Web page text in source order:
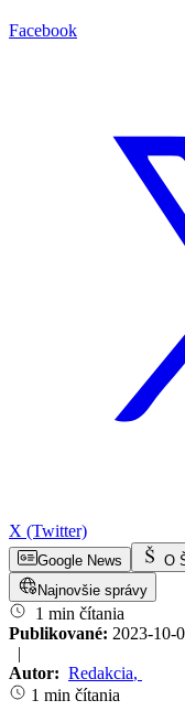
Facebook
X (Twitter)
Google News O
Najnovšie správy
1 min čítania
Publikované: 2023-10-
|
Autor: Redakcia,
1 min čítania